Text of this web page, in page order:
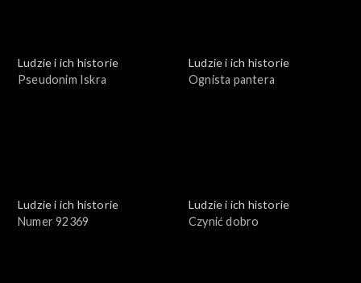
Ludzie i ich historie
Pseudonim Iskra
Ludzie i ich historie
Ognista pantera
Ludzie i ich historie
Numer 92369
Ludzie i ich historie
Czynić dobro